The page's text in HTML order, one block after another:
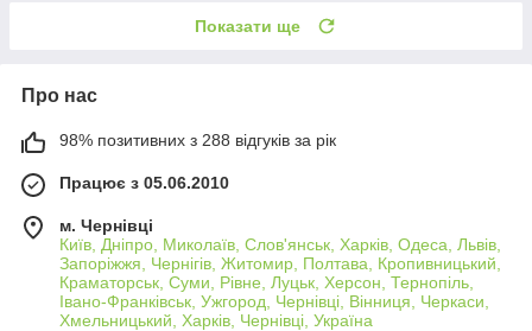
Показати ще
Про нас
98% позитивних з 288 відгуків за рік
Працює з 05.06.2010
м. Чернівці
Київ, Дніпро, Миколаїв, Слов'янськ, Харків, Одеса, Львів,
Запоріжжя, Чернігів, Житомир, Полтава, Кропивницький,
Краматорськ, Суми, Рівне, Луцьк, Херсон, Тернопіль,
Івано-Франківськ, Ужгород, Чернівці, Вінниця, Черкаси,
Хмельницький, Харків, Чернівці, Україна